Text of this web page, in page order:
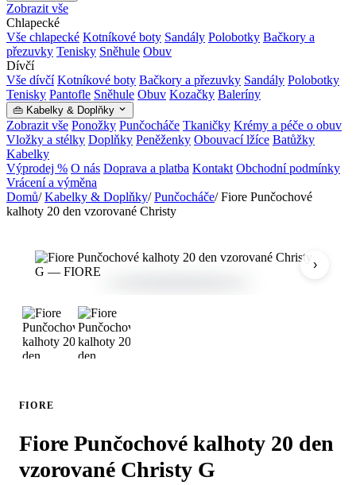
Zobrazit vše
Chlapecké
Vše chlapecké Kotníkové boty Sandály Polobotky Bačkory a
přezuvky Tenisky Sněhule Obuv
Dívčí
Vše dívčí Kotníkové boty Bačkory a přezuvky Sandály Polobotky
Tenisky Pantofle Sněhule Obuv Kozačky Baleríny
👜 Kabelky & Doplňky
Zobrazit vše Ponožky Punčocháče Tkaničky Krémy a péče o obuv
Vložky a stélky Doplňky Peněženky Obouvací lžíce Batůžky
Kabelky
Výprodej % O nás Doprava a platba Kontakt Obchodní podmínky
Vrácení a výměna
Domů/ Kabelky & Doplňky/ Punčocháče/ Fiore Punčochové
kalhoty 20 den vzorované Christy
›
FIORE
Fiore Punčochové kalhoty 20 den
vzorované Christy G